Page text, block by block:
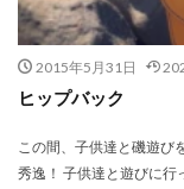
2015年5月31日
ヒップバック
この間、子供達と磯遊び
秀逸！ 子供達と遊びに行